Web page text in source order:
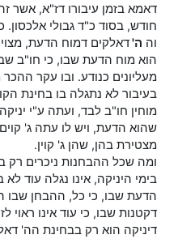
דאמא בזמן עיבורו דז"א, אשר
חודש, בסוד כ"ד גבולי
וה ה'דאלקים דמוח הדעת,
הוא מוח הדעת שבו, כי חו"ב
מעליונים כנודע. ובו עקר ההכר
בעיבור לא נתגלה בו בחינת
מוחין חו"ב לבד, ועתה ע"י
שהוא הדעת, ויש לו עתה ג'
מצטירת בהן, שהן ג' קוין.
ומה שכל ההבחנות ניכרים רק
בימי היניקה, אינו נגלה עוד
הדעת שבו, כי כל, ההבחן שבו
דקטנות שבו, כי עוד אינו ראוי
דיניקה הוא רק בבחינת הה'